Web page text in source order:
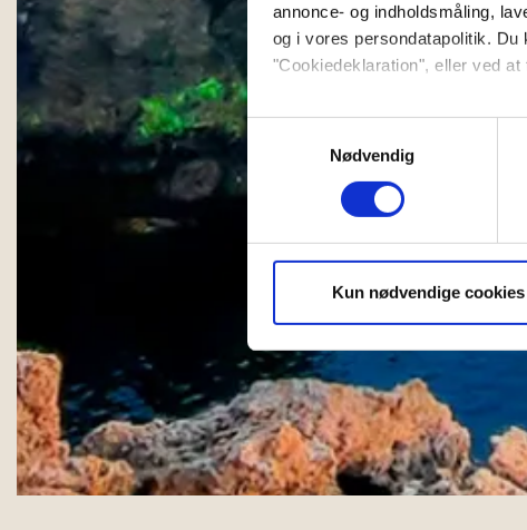
annonce- og indholdsmåling,
og i vores persondatapolitik.
"Cookiedeklaration", eller ved
Hvis du tillader det, vil vi også
Indsamle præcise
Identificere din enhed
Dine valg anvendes på hele
Vi bruger cookies til at tilpasse
vores trafik. Vi deler også
Nødvendig
Kun nødvendige cookies